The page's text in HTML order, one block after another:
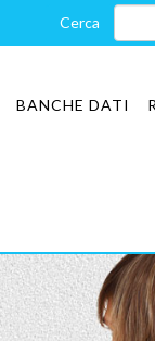
BANCHE DATI